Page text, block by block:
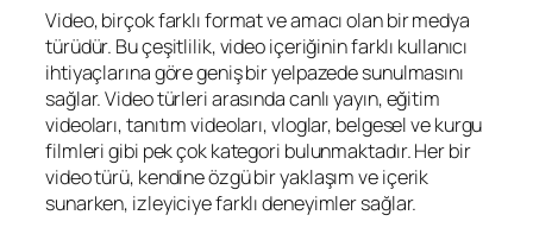
Video, birçok farklı format ve amacı olan bir medya
türüdür. Bu çeşitlilik, video içeriğinin farklı kullanıcı
ihtiyaçlarına göre geniş bir yelpazede sunulmasını
sağlar. Video türleri arasında canlı yayın, eğitim
videoları, tanıtım videoları, vloglar, belgesel ve kurgu
filmleri gibi pek çok kategori bulunmaktadır. Her bir
video türü, kendine özgü bir yaklaşım ve içerik
sunarken, izleyiciye farklı deneyimler sağlar.